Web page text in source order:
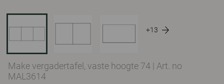
+13
Make vergadertafel, vaste hoogte 74 | Art. no
MAL3614